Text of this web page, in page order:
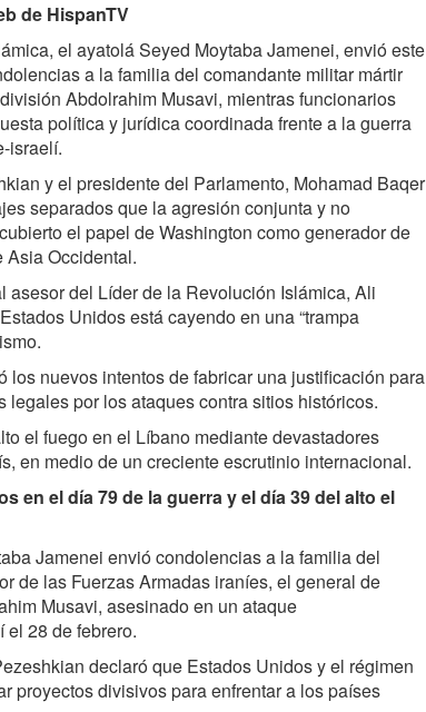
de HispanTV
el ayatolá Seyed Moytaba Jamenei, envió este
a la familia del comandante militar mártir
Abdolrahim Musavi, mientras funcionarios
política y jurídica coordinada frente a la guerra
israelí.
y el presidente del Parlamento, Mohamad Baqer
separados que la agresión conjunta y no
el papel de Washington como generador de
Asia Occidental.
asesor del Líder de la Revolución Islámica, Ali
Unidos está cayendo en una “trampa
los nuevos intentos de fabricar una justificación para
legales por los ataques contra sitios históricos.
el fuego en el Líbano mediante devastadores
en medio de un creciente escrutinio internacional.
en el día 79 de la guerra y el día 39 del alto el
Jamenei envió condolencias a la familia del
de las Fuerzas Armadas iraníes, el general de
Musavi, asesinado en un ataque
28 de febrero.
declaró que Estados Unidos y el régimen
proyectos divisivos para enfrentar a los países